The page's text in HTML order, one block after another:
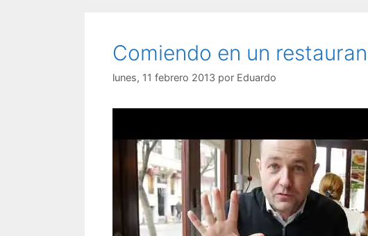
Comiendo en un
lunes, 11 febrero 2013 por Eduardo